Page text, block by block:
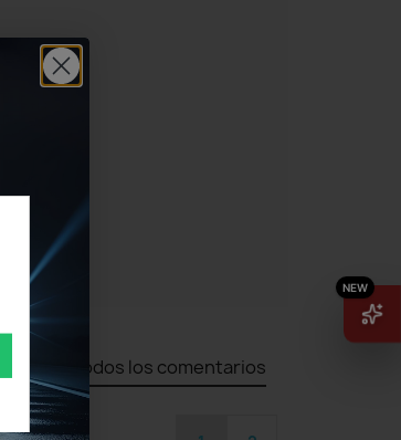
Todos los comentarios